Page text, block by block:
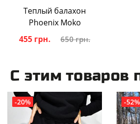
Теплый балахон
Phoenix Moko
455 грн.
650 грн.
С этим товаров
-20% -52%